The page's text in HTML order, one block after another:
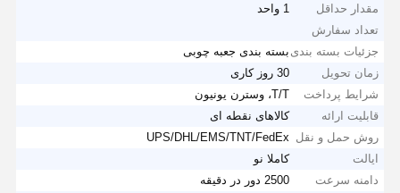
مقدار حداقل
تعداد سفارش
1 واحد
جزئیات بسته بندی بسته بندی جعبه چوبی
زمان تحویل
30 روز کاری
شرایط پرداخت
T/T، وسترن یونیون
قابلیت ارائه
کالاهای نقطه ای
روش حمل و نقل UPS/DHL/EMS/TNT/FedEx
ایالت
کاملا نو
دامنه سرعت
2500 دور در دقیقه